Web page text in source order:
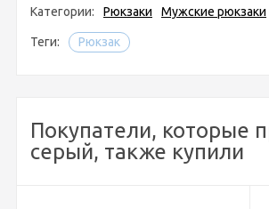
Категории: Рюкзаки Мужские рюкзаки
Теги: Рюкзак
Покупатели, которые
серый, также купили